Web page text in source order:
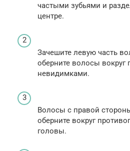
частыми зубьями и
центре.
Зачешите левую часть
оберните волосы вокруг
невидимками.
Волосы с правой
оберните вокруг
головы.